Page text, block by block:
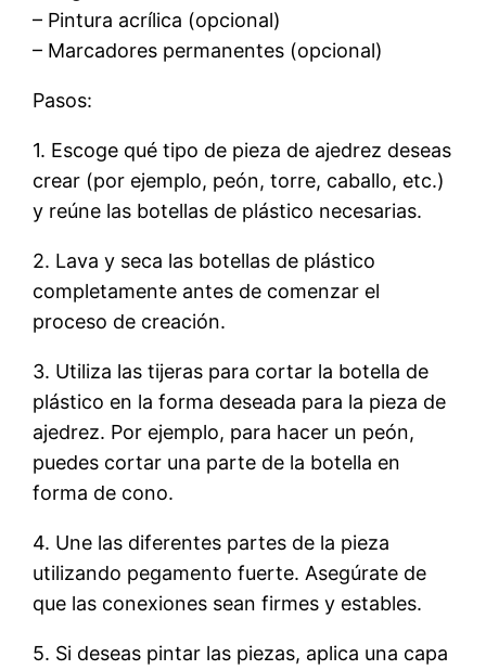
– Pintura acrílica (opcional)
– Marcadores permanentes (opcional)
Pasos:
1. Escoge qué tipo de pieza de ajedrez deseas
crear (por ejemplo, peón, torre, caballo, etc.)
y reúne las botellas de plástico necesarias.
2. Lava y seca las botellas de plástico
completamente antes de comenzar el
proceso de creación.
3. Utiliza las tijeras para cortar la botella de
plástico en la forma deseada para la pieza de
ajedrez. Por ejemplo, para hacer un peón,
puedes cortar una parte de la botella en
forma de cono.
4. Une las diferentes partes de la pieza
utilizando pegamento fuerte. Asegúrate de
que las conexiones sean firmes y estables.
5. Si deseas pintar las piezas, aplica una capa